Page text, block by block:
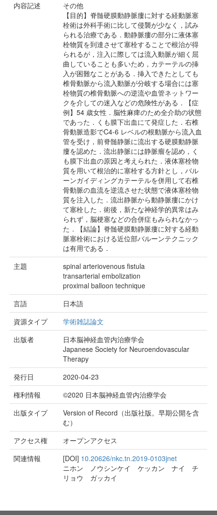
内容記述
その他
【目的】脊髄硬膜動静脈瘻に対する経動脈塞
栓術は外科手術に比して侵襲が少なく，試み
られる治療である．動静脈瘻の部分に液体塞
栓物質を到達させて塞栓することで根治が得
られるが，注入に際しては流入動脈が細く屈
曲していることも多いため，カテーテルの挿
入が困難なことがある．挿入できたとしても
椎骨動脈から流入動脈が分岐する場合には塞
栓物質の椎骨動脈への逆流や血管ネットワー
クを介しての迷入などの危険性がある．【症
例】54 歳女性．脳性麻痺のため全介助の状態
であった．くも膜下出血にて発症した．右椎
骨動脈造影でC4-6 レベルの根動脈から流入血
管を受け，前脊髄静脈に流出する硬膜動静脈
瘻を認めた．流出静脈には静脈瘤を認め，く
も膜下出血の原因と考えられた．液体塞栓物
質を用いて根治的に塞栓する方針とし，バル
ーンガイディングカテーテルを併用して右椎
骨動脈の血流を逆流させた状態で液体塞栓物
質を注入した．流出静脈から動静脈瘻にかけ
て塞栓した．術後，新たな神経学的異常はみ
られず，脳梗塞などの合併症もみられなかっ
た．【結論】脊髄硬膜動静脈瘻に対する経動
脈塞栓術における近位部バルーンテクニック
は有用である．
主題
spinal arteriovenous fistula
transarterial embolization
proximal balloon technique
言語
日本語
資源タイプ
学術雑誌論文
出版者
日本脳神経血管内治療学会
Japanese Society for Neuroendovascular
Therapy
発行日
2020-04-23
権利情報
©2020 日本脳神経血管内治療学会
出版タイプ
Version of Record（出版社版。早期公開を含
む）
アクセス権
オープンアクセス
関連情報
[DOI] 10.20626/nkc.tn.2019-0103jnet
ニホン ノウシンケイ ケッカン ナイ チ
リョウ ガッカイ